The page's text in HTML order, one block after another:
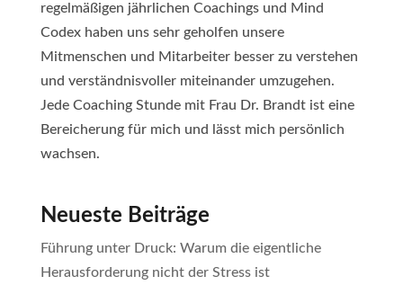
regelmäßigen jährlichen Coachings und Mind
Codex haben uns sehr geholfen unsere
Mitmenschen und Mitarbeiter besser zu verstehen
und verständnisvoller miteinander umzugehen.
Jede Coaching Stunde mit Frau Dr. Brandt ist eine
Bereicherung für mich und lässt mich persönlich
wachsen.
Neueste Beiträge
Führung unter Druck: Warum die eigentliche
Herausforderung nicht der Stress ist